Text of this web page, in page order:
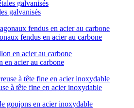
galvanisés
fendus en acier au carbone
en acier au carbone
à tête fine en acier inoxydable